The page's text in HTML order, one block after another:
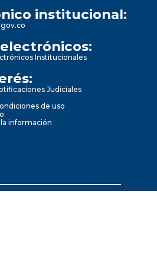
institucional:
Institucionales
Judiciales
de uso
información